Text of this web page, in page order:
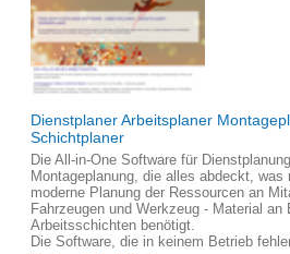
Dienstplaner Arbeitsplaner
Schichtplaner
Die All-in-One Software für
Montageplanung, die alles abdeckt, was
moderne Planung der Ressourcen an
Fahrzeugen und Werkzeug - Material an
Arbeitsschichten benötigt.
Die Software, die in keinem Betrieb